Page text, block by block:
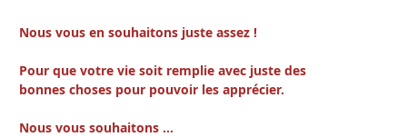
Nous vous en souhaitons juste assez !
Pour que votre vie soit remplie avec juste des
bonnes choses pour pouvoir les apprécier.
Nous vous souhaitons ...